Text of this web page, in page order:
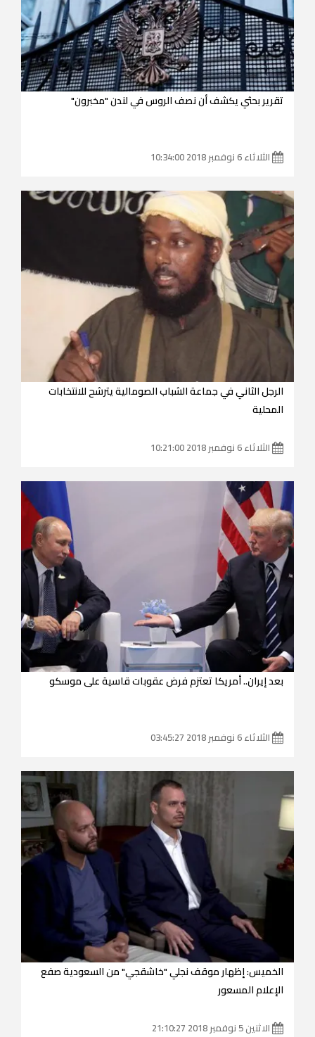
تقرير بحثي يكشف أن نصف الروس في لندن "مخبرون"
الثلاثاء 6 نوفمبر 2018 10:34:00
الرجل الثاني في جماعة الشباب الصومالية يترشح للانتخابات
المحلية
الثلاثاء 6 نوفمبر 2018 10:21:00
بعد إيران.. أمريكا تعتزم فرض عقوبات قاسية على موسكو
الثلاثاء 6 نوفمبر 2018 03:45:27
الخميس: إظهار موقف نجلي "خاشقجي" من السعودية صفع
الإعلام المسعور
الاثنين 5 نوفمبر 2018 21:10:27